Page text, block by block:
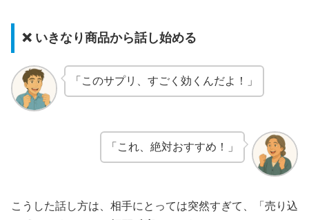
❌ いきなり商品から話し始める
「このサプリ、すごく効くんだよ！」
「これ、絶対おすすめ！」
こうした話し方は、相手にとっては突然すぎて、「売り込